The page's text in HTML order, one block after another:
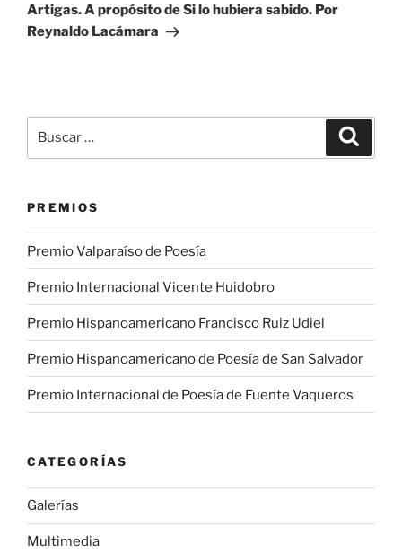
Artigas. A propósito de Si lo hubiera sabido. Por
Reynaldo Lacámara
por:
PREMIOS
Premio Valparaíso de Poesía
Premio Internacional Vicente Huidobro
Premio Hispanoamericano Francisco Ruiz Udiel
Premio Hispanoamericano de Poesía de San Salvador
Premio Internacional de Poesía de Fuente Vaqueros
CATEGORÍAS
Galerías
Multimedia